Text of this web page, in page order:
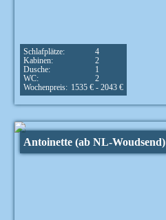
Schlafplätze:
4
Kabinen:
2
Dusche:
1
WC:
2
Wochenpreis: 1535 € - 2043 €
Antoinette (ab NL-Woudsend)